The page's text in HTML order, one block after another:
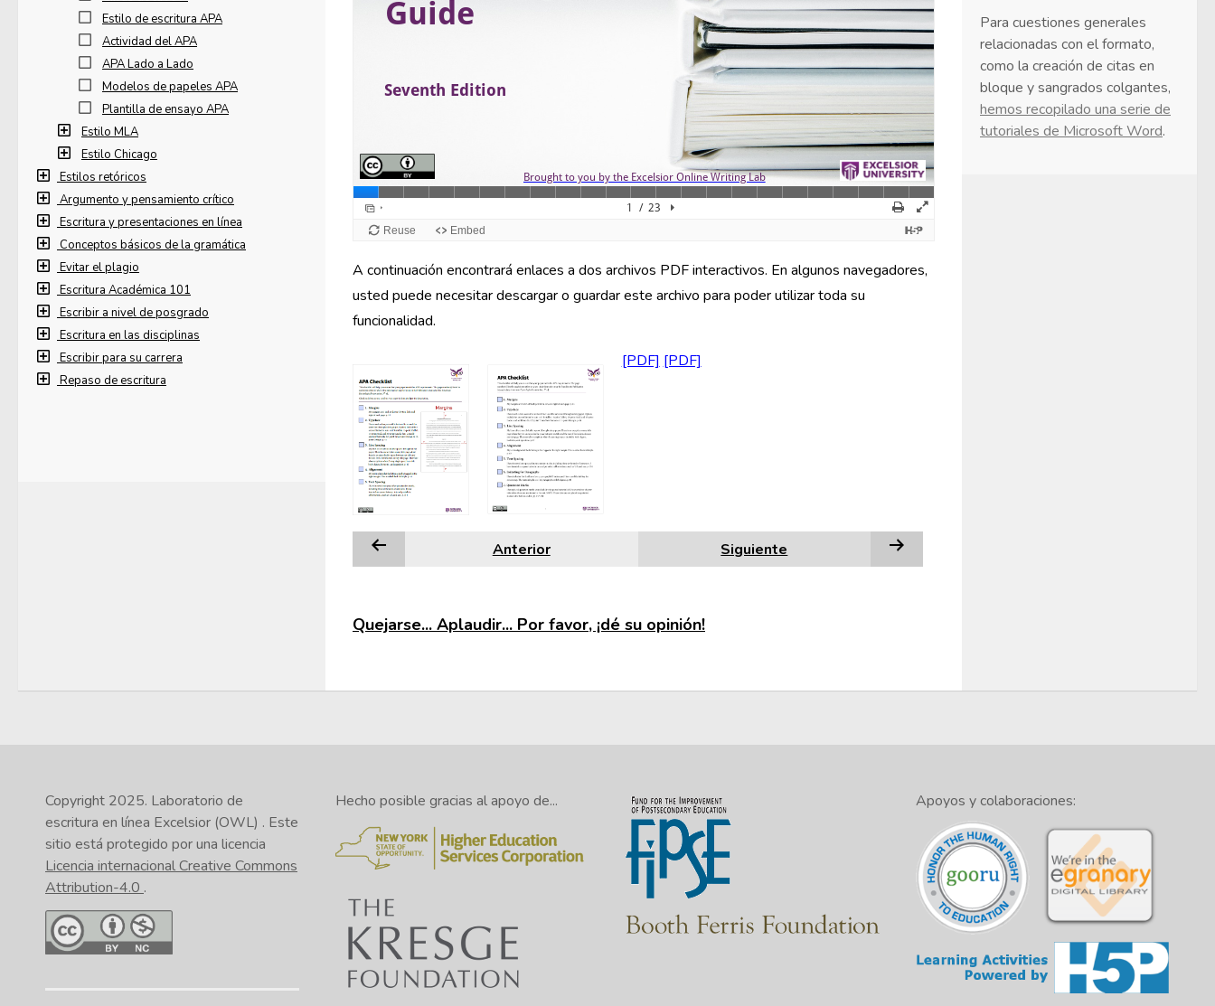
A continuación encontrará enlaces a dos archivos PDF interactivos. En algunos navegadores,
usted puede necesitar descargar o guardar este archivo para poder utilizar toda su
funcionalidad.
Anterior Siguiente
Quejarse... Aplaudir... Por favor, ¡dé su opinión!
Estilo de escritura APA
Actividad del APA
APA Lado a Lado
Modelos de papeles APA
Plantilla de ensayo APA
Estilo MLA
Estilo Chicago
Estilos retóricos
Argumento y pensamiento crítico
Escritura y presentaciones en línea
Conceptos básicos de la gramática
Evitar el plagio
Escritura Académica 101
Escribir a nivel de posgrado
Escritura en las disciplinas
Escribir para su carrera
Repaso de escritura
Para cuestiones generales
relacionadas con el formato,
como la creación de citas en
bloque y sangrados colgantes,
hemos recopilado una serie de
tutoriales de Microsoft Word.
Copyright 2025. Laboratorio de
escritura en línea Excelsior (OWL) . Este
sitio está protegido por una licencia
Licencia internacional Creative Commons
Attribution-4.0 .
Hecho posible gracias al apoyo de... Apoyos y colaboraciones: